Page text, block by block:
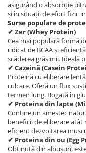
asigurând o absorbție
și în situații de efort fizic
Surse populare de
✔ Zer (Whey Protein)
Cea mai populară formă
ridicat de BCAA și
scăderea grăsimii. Ideală
✔ Cazeină (Casein
Proteină cu eliberare
culcare. Oferă un flux
termen lung. Bogată în
✔ Proteina din lapte
Conține un amestec
beneficii de eliberare atât
eficient dezvoltarea
✔ Proteina din ou (Egg
Obținută din albușuri,